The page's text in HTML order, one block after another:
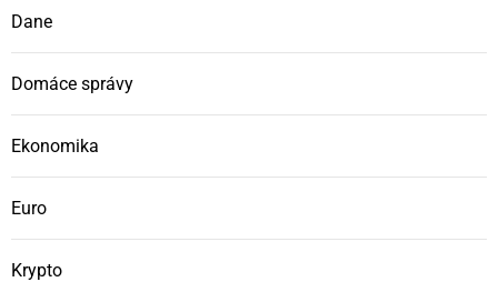
Dane
Domáce správy
Ekonomika
Euro
Krypto